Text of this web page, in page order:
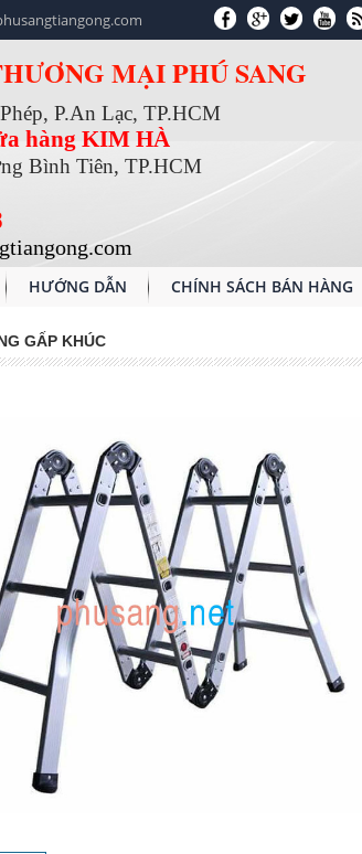
MẠI PHÚ SANG
P.An Lạc, TP.HCM
hàng KIM HÀ
Bình Tiên, TP.HCM
HƯỚNG DẪN CHÍNH SÁCH BÁN HÀNG
GẤP KHÚC